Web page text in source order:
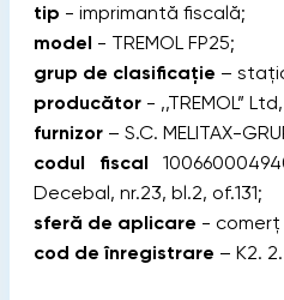
tip - imprimantă fiscală;
model - TREMOL FP25;
grup de clasificație –
producător- ,,TREMOL”
furnizor– S.C. MELITAX-
codul fiscal
Decebal, nr.23, bl.2, of.131;
sferă de aplicare - comerț
cod de înregistrare – K2. 2.